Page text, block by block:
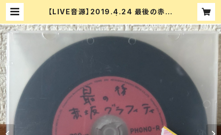
【LIVE音源】2019.4.24 最後の赤坂